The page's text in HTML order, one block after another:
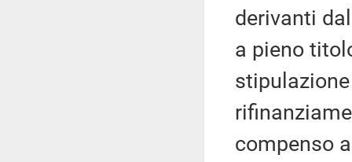
derivanti
a pieno
compenso